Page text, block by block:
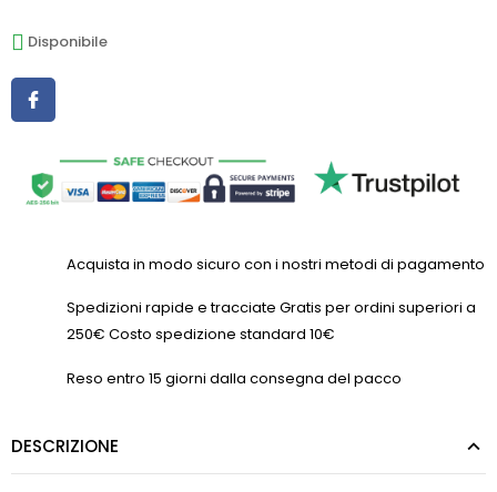
Disponibile
Acquista in modo sicuro con i nostri metodi di pagamento
Spedizioni rapide e tracciate Gratis per ordini superiori a
250€ Costo spedizione standard 10€
Reso entro 15 giorni dalla consegna del pacco
DESCRIZIONE